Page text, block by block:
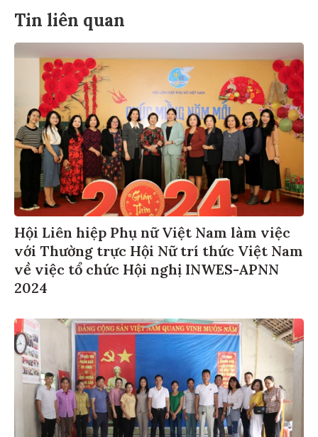
Tin liên quan
Hội Liên hiệp Phụ nữ Việt Nam làm việc
với Thường trực Hội Nữ trí thức Việt Nam
về việc tổ chức Hội nghị INWES-APNN
2024